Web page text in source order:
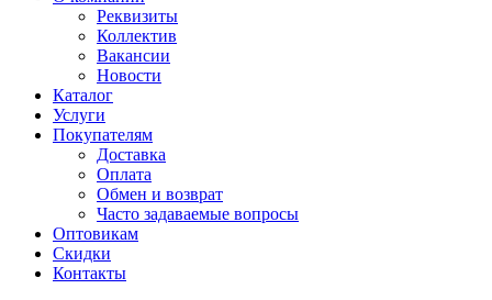
Реквизиты
Коллектив
Вакансии
Новости
Каталог
Услуги
Покупателям
Доставка
Оплата
Обмен и возврат
Часто задаваемые вопросы
Оптовикам
Скидки
Контакты